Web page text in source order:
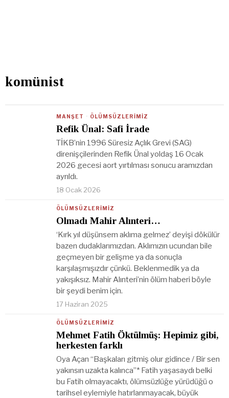
komünist
MANŞET · ÖLÜMSÜZLERIMIZ
Refik Ünal: Safi İrade
TİKB’nin 1996 Süresiz Açlık Grevi (SAG)
direnişçilerinden Refik Ünal yoldaş 16 Ocak
2026 gecesi aort yırtılması sonucu aramızdan
ayrıldı.
18 Ocak 2026
ÖLÜMSÜZLERIMIZ
Olmadı Mahir Alınteri…
‘Kırk yıl düşünsem aklıma gelmez’ deyişi dökülür
bazen dudaklarımızdan. Aklımızın ucundan bile
geçmeyen bir gelişme ya da sonuçla
karşılaşmışızdır çünkü. Beklenmedik ya da
yakışıksız. Mahir Alınteri’nin ölüm haberi böyle
bir şeydi benim için.
17 Haziran 2025
ÖLÜMSÜZLERIMIZ
Mehmet Fatih Öktülmüş: Hepimiz gibi,
herkesten farklı
Oya Açan “Başkaları gitmiş olur gidince / Bir sen
yakınsın uzakta kalınca”* Fatih yaşasaydı belki
bu Fatih olmayacaktı, ölümsüzlüğe yürüdüğü o
tarihsel eylemiyle hatırlanmayacak, büyük